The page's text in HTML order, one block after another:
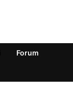
Forum